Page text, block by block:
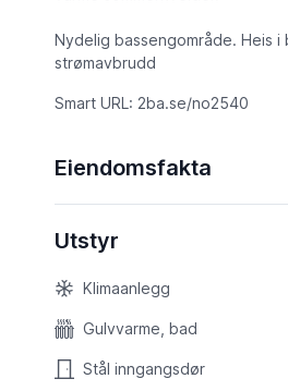
Nydelig bassengområde. Heis
strømavbrudd
Smart URL: 2ba.se/no2540
Eiendomsfakta
Utstyr
Klimaanlegg
Gulvvarme, bad
Stål inngangsdør